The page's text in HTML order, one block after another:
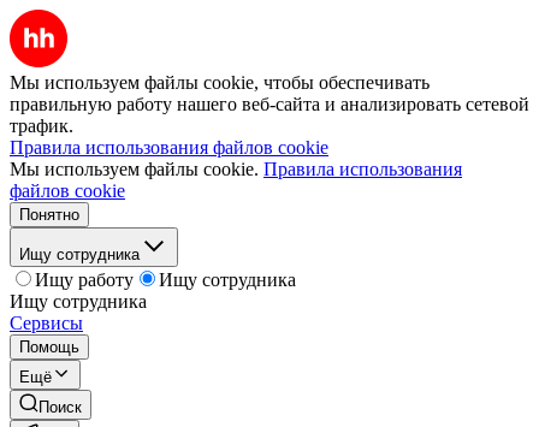
Мы используем файлы cookie, чтобы обеспечивать
правильную работу нашего веб-сайта и анализировать сетевой
трафик.
Правила использования файлов cookie
Мы используем файлы cookie. Правила использования
файлов cookie
Понятно
Ищу сотрудника
Ищу работу
Ищу сотрудника
Ищу сотрудника
Сервисы
Помощь
Ещё
Поиск